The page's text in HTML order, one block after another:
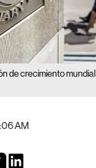
de crecimiento
AM